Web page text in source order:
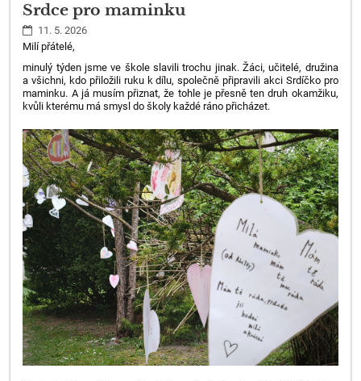
Srdce pro maminku
11. 5. 2026
Milí přátelé,
minulý týden jsme ve škole slavili trochu jinak. Žáci, učitelé, družina
a všichni, kdo přiložili ruku k dílu, společně připravili akci Srdíčko pro
maminku. A já musím přiznat, že tohle je přesně ten druh okamžiku,
kvůli kterému má smysl do školy každé ráno přicházet.